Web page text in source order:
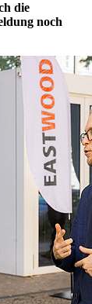
die
noch